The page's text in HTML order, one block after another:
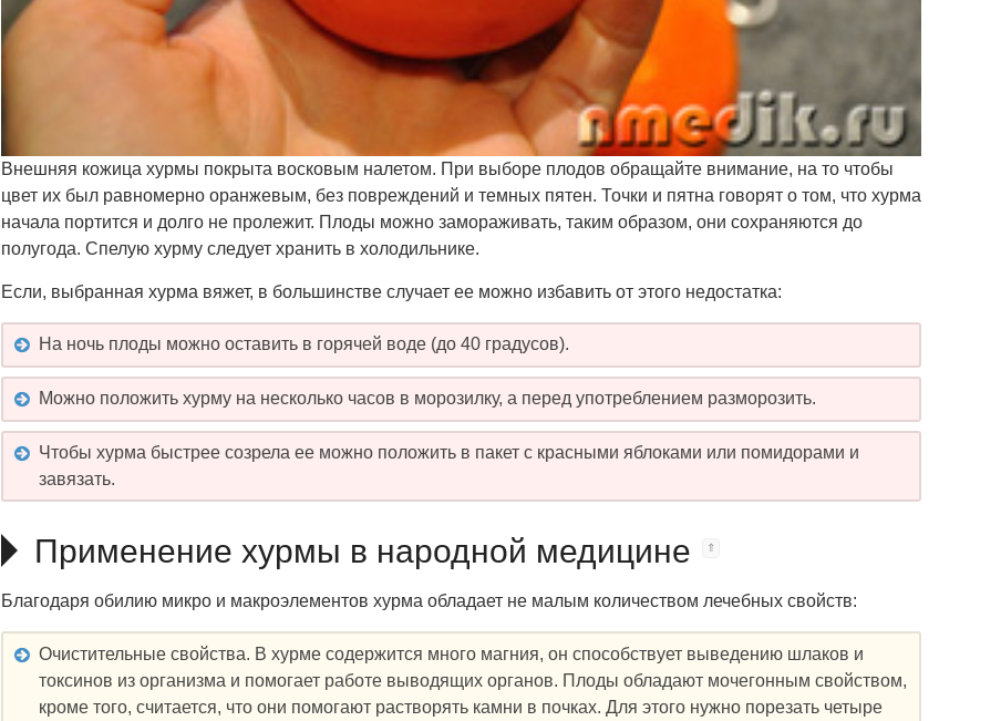
Внешняя кожица хурмы покрыта восковым налетом. При выборе плодов обращайте внимание, на то чтобы
цвет их был равномерно оранжевым, без повреждений и темных пятен. Точки и пятна говорят о том, что хурма
начала портится и долго не пролежит. Плоды можно замораживать, таким образом, они сохраняются до
полугода. Спелую хурму следует хранить в холодильнике.
Если, выбранная хурма вяжет, в большинстве случает ее можно избавить от этого недостатка:
На ночь плоды можно оставить в горячей воде (до 40 градусов).
Можно положить хурму на несколько часов в морозилку, а перед употреблением разморозить.
Чтобы хурма быстрее созрела ее можно положить в пакет с красными яблоками или помидорами и
завязать.
Применение хурмы в народной медицине
Благодаря обилию микро и макроэлементов хурма обладает не малым количеством лечебных свойств:
Очистительные свойства. В хурме содержится много магния, он способствует выведению шлаков и
токсинов из организма и помогает работе выводящих органов. Плоды обладают мочегонным свойством,
кроме того, считается, что они помогают растворять камни в почках. Для этого нужно порезать четыре